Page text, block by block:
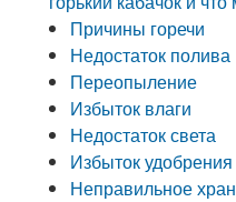
Причины горечи
Недостаток полива
Переопыление
Избыток влаги
Недостаток света
Избыток удобрения
Неправильное